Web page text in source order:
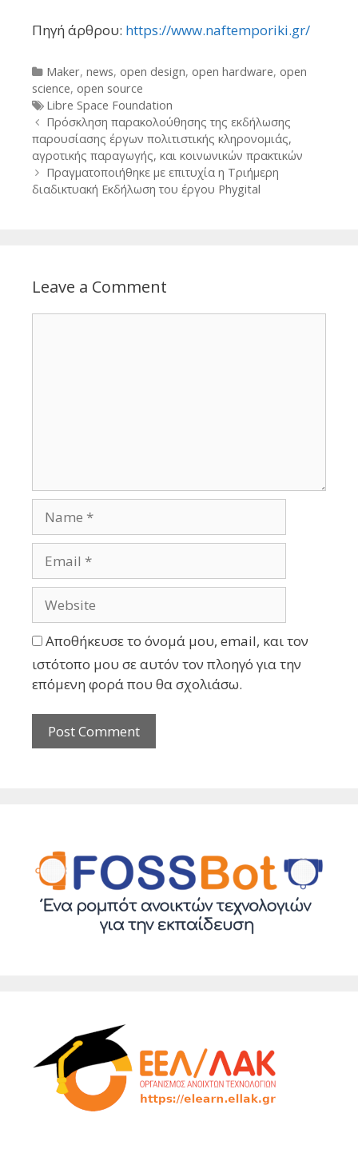
Πηγή άρθρου: https://www.naftemporiki.gr/
Categories
Maker, news, open design, open hardware, open
science, open source
Tags
Libre Space Foundation
Post
navigation
Πρόσκληση παρακολούθησης της εκδήλωσης
παρουσίασης έργων πολιτιστικής κληρονομιάς,
αγροτικής παραγωγής, και κοινωνικών πρακτικών
Πραγματοποιήθηκε με επιτυχία η Τριήμερη
διαδικτυακή Εκδήλωση του έργου Phygital
Leave a Comment
Αποθήκευσε το όνομά μου, email, και τον
ιστότοπο μου σε αυτόν τον πλοηγό για την
επόμενη φορά που θα σχολιάσω.